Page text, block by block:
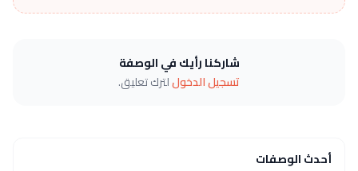
شاركنا رأيك في الوصفة
تسجيل الدخوللترك تعليق.
أحدث الوصفات